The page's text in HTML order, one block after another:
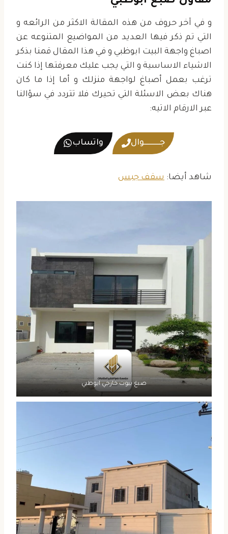
و في آخر حروف من هذه المقالة الاكثر من الرائعه و
التي تم ذكر فيها العديد من المواضيع المتنوعه عن
اصباغ واجهة البيت ابوظبي و في هذا المقال قمنا بذكر
الاشياء الاساسية و التي يجب عليك معرفتها إذا كنت
ترغب بعمل أصباغ لواجهة منزلك و أما إذا ما كان
هناك بعض الاسئلة التي تحيرك فلا تتردد في سؤالنا
عبر الارقام الاتيه:
جــــــــــوال واتساب
شاهد أيضا: سقف جبس
صبغ بيوت خارجي ابوظبي